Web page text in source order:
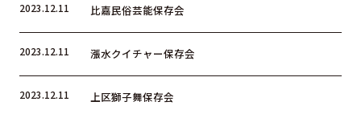
2023.12.11 比嘉民俗芸能保存会
2023.12.11 漲水クイチャー保存会
2023.12.11 上区獅子舞保存会